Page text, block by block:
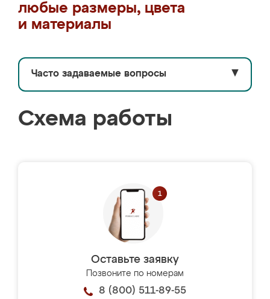
любые размеры, цвета
и материалы
Часто задаваемые вопросы ▼
Схема работы
Оставьте заявку
Позвоните по номерам
8 (800) 511-89-55